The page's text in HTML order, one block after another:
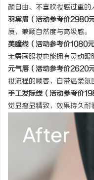
颜自由、不喜欢妆感过重的
羽黛眉（活动参考价2980元
质，兼顾自然度与高级感。
美瞳线（活动参考价1080元
无需画眼妆也能拥有灵动眼
元气唇（活动参考价2620元
妆流程的顾客，自带温柔氛
手工发际线（活动参考价
觉显瘦显精致，效果持久耐